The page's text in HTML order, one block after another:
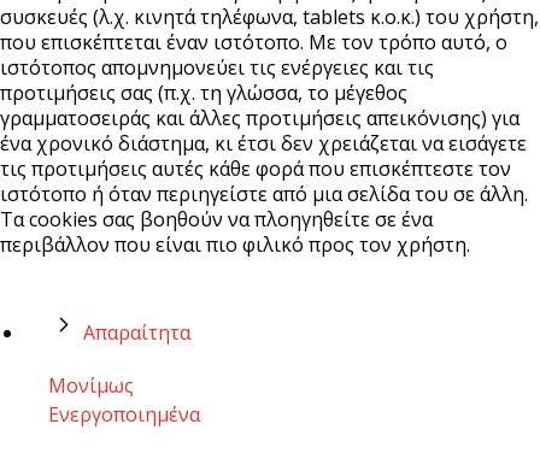
συσκευές (λ.χ. κινητά τηλέφωνα, tablets κ.ο.κ.) του χρήστη,
που επισκέπτεται έναν ιστότοπο. Με τον τρόπο αυτό, ο
ιστότοπος απομνημονεύει τις ενέργειες και τις
προτιμήσεις σας (π.χ. τη γλώσσα, το μέγεθος
γραμματοσειράς και άλλες προτιμήσεις απεικόνισης) για
ένα χρονικό διάστημα, κι έτσι δεν χρειάζεται να εισάγετε
τις προτιμήσεις αυτές κάθε φορά που επισκέπτεστε τον
ιστότοπο ή όταν περιηγείστε από μια σελίδα του σε άλλη.
Τα cookies σας βοηθούν να πλοηγηθείτε σε ένα
περιβάλλον που είναι πιο φιλικό προς τον χρήστη.
Απαραίτητα
Μονίμως
Ενεργοποιημένα